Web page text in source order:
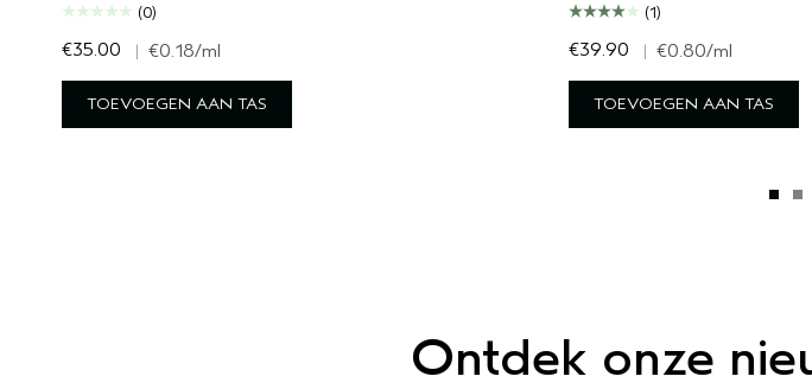
(0)
€35.00 | €0.18/ml
TOEVOEGEN AAN TAS
(1)
€39.90 | €0.80/ml
TOEVOEGEN AAN TAS
Ontdek onze